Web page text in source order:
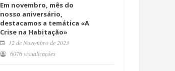
Em novembro, mês do
nosso aniversário,
destacamos a temática «A
Crise na Habitação»
12 de Novembro de 2023
6076 visualizações